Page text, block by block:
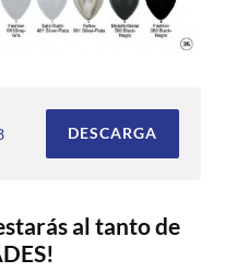
DESCARGA
al tanto de